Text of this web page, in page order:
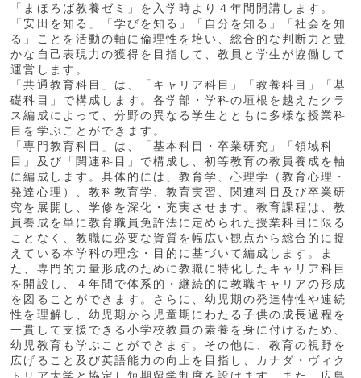
「まほろば教養ゼミ」を入学時より４年間開講します。
「安田を知る」「学びを知る」「自分を知る」「社会を知
る」ことを活動の軸に倫理性を培い、総合的な判断力と豊
かな自己表現力の獲得を目指して、教員と学生が協働して
運営します。
「共通教育科目」は、「キャリア科目」「教養科目」「基
礎科目」で構成します。各学部・学科の垣根を越えたクラ
ス編成によって、分野の異なる学生とともに多様な授業科
目を学ぶことができます。
「専門教育科目」は、「基本科目・卒業研究」「領域科
目」及び「関連科目」で構成し、初等教育の教員養成を軸
に編成します。具体的には、教育学、心理学（教育心理・
発達心理）、教科教育学、教育実習、関連科目及び卒業研
究を展開し、学修を深化・充実させます。教育課程は、教
員養成を単に教育職員免許法に定められた授業科目に限る
ことなく、教職に必要な資質を幅広い観点から総合的に捉
えている本学科の理念・目的に基づいて編成します。ま
た、専門的力量形成のために教職に特化したキャリア科目
を開設し、４年間で体系的・継続的に教職キャリアの形成
を図ることができます。さらに、幼児期の発達特性や連続
性を理解し、幼児期から児童期にわたる子供の成長過程を
一貫して支援できる小学校教員の素養を身に付けるため、
幼児教育も学ぶことができます。その他に、教育の視野を
広げること及び英語能力の向上を目指し、カナダ・ヴィク